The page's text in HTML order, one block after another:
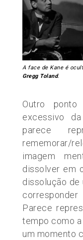
A face de Kane é
Gregg Toland.
Outro
excessivo
parece
rememorar/
imagem
dissolver em
dissolução de
Parece
tempo como
um momento